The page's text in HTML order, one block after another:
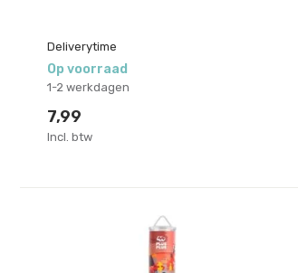
Deliverytime
Op voorraad
1-2 werkdagen
7,99
Incl. btw